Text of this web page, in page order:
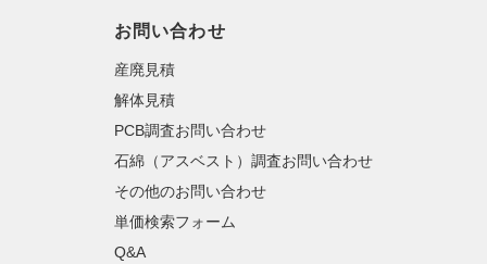
お問い合わせ
産廃見積
解体見積
PCB調査お問い合わせ
石綿（アスベスト）調査お問い合わせ
その他のお問い合わせ
単価検索フォーム
Q&A